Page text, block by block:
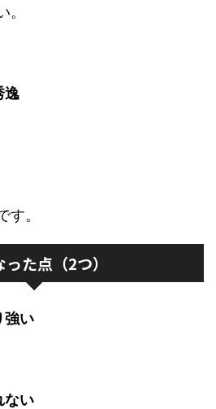
逸
す。
た点（2つ）
い
い